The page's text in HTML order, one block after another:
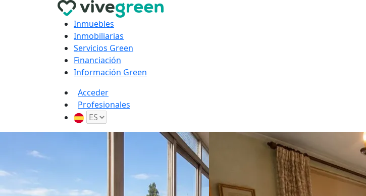
Inmuebles
Inmobiliarias
Servicios Green
Financiación
Información Green
Acceder
Profesionales